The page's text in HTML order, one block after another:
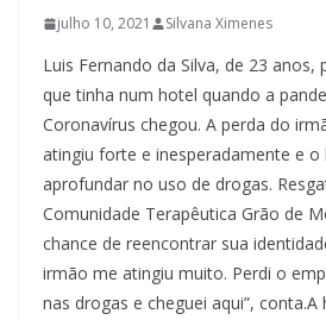
julho 10, 2021 Silvana Ximenes
Luis Fernando da Silva, de 23 anos,
que tinha num hotel quando a
Coronavírus chegou. A perda do
atingiu forte e inesperadamente e o
aprofundar no uso de drogas.
Comunidade Terapêutica Grão de
chance de reencontrar sua
irmão me atingiu muito. Perdi o
nas drogas e cheguei aqui”, conta.A